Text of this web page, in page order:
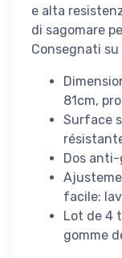
e alta
di sagomare
Consegnati
81cm,
Surface
Dos anti-
facile:
Lot de 4
gomme